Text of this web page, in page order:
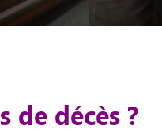
de décès ?